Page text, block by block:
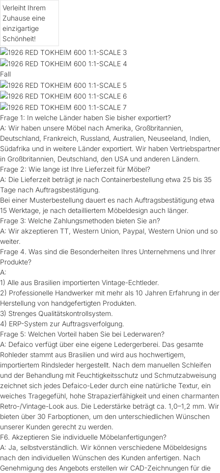
Verleiht Ihrem
Zuhause eine
einzigartige
Schönheit!
Fall
Frage 1: In welche Länder haben Sie bisher exportiert?
A: Wir haben unsere Möbel nach Amerika, Großbritannien,
Deutschland, Frankreich, Russland, Australien, Neuseeland, Indien,
Südafrika und in weitere Länder exportiert. Wir haben Vertriebspartner
in Großbritannien, Deutschland, den USA und anderen Ländern.
Frage 2: Wie lange ist Ihre Lieferzeit für Möbel?
A: Die Lieferzeit beträgt je nach Containerbestellung etwa 25 bis 35
Tage nach Auftragsbestätigung.
Bei einer Musterbestellung dauert es nach Auftragsbestätigung etwa
15 Werktage, je nach detailliertem Möbeldesign auch länger.
Frage 3: Welche Zahlungsmethoden bieten Sie an?
A: Wir akzeptieren TT, Western Union, Paypal, Western Union und so
weiter.
Frage 4. Was sind die Besonderheiten Ihres Unternehmens und Ihrer
Produkte?
A:
1) Alle aus Brasilien importierten Vintage-Echtleder.
2) Professionelle Handwerker mit mehr als 10 Jahren Erfahrung in der
Herstellung von handgefertigten Produkten.
3) Strenges Qualitätskontrollsystem.
4) ERP-System zur Auftragsverfolgung.
Frage 5: Welchen Vorteil haben Sie bei Lederwaren?
A: Defaico verfügt über eine eigene Ledergerberei. Das gesamte
Rohleder stammt aus Brasilien und wird aus hochwertigem,
importiertem Rindsleder hergestellt. Nach dem manuellen Schleifen
und der Behandlung mit Feuchtigkeitsschutz und Schmutzabweisung
zeichnet sich jedes Defaico-Leder durch eine natürliche Textur, ein
weiches Tragegefühl, hohe Strapazierfähigkeit und einen charmanten
Retro-/Vintage-Look aus. Die Lederstärke beträgt ca. 1,0–1,2 mm. Wir
bieten über 30 Farboptionen, um den unterschiedlichen Wünschen
unserer Kunden gerecht zu werden.
F6. Akzeptieren Sie individuelle Möbelanfertigungen?
A: Ja, selbstverständlich. Wir können verschiedene Möbeldesigns
nach den individuellen Wünschen des Kunden anfertigen. Nach
Genehmigung des Angebots erstellen wir CAD-Zeichnungen für die